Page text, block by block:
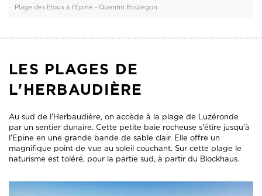
Plage des Eloux à l'Epine - Quentin Boulegon
LES PLAGES DE
L'HERBAUDIÈRE
Au sud de l'Herbaudière, on accède à la plage de Luzéronde
par un sentier dunaire. Cette petite baie rocheuse s'étire jusqu'à
l'Epine en une grande bande de sable clair. Elle offre un
magnifique point de vue au soleil couchant. Sur cette plage le
naturisme est toléré, pour la partie sud, à partir du Blockhaus.